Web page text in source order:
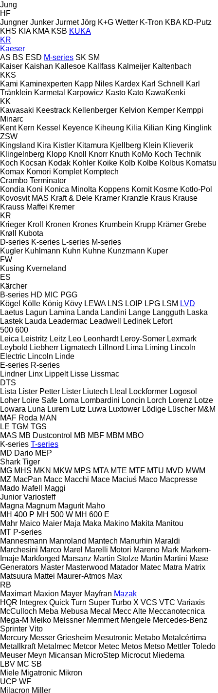
Jung
HF
Jungner Junker Jurmet Jörg K+G Wetter K-Tron KBA KD-Putz
KHS KIA KMA KSB KUKA
KR
Kaeser
AS BS ESD M-series SK SM
Kaiser Kaishan Kallesoe Kallfass Kalmeijer Kaltenbach
KKS
Kami Kaminexperten Kapp Niles Kardex Karl Schnell
Karl
Tränklein Karmetal Karpowicz Kasto Kato KawaKenki
KK
Kawasaki Keestrack Kellenberger Kelvion Kemper Kemppi
Minarc
Kent Kern Kessel Keyence Kiheung Kilia Kilian King Kinglink
ZSW
Kingsland Kira Kistler Kitamura Kjellberg Klein Klieverik
Klingelnberg Klopp Knoll Knorr Knuth KoMo Koch Technik
Koch Kocsan Kodak Kohler Koike Kolb Kolbe Kolbus Komatsu
Komax Komori Komplet Komptech
Crambo Terminator
Kondia Koni Konica Minolta Koppens Kornit Kosme Kotło-Pol
Kovosvit MAS Kraft & Dele Kramer Kranzle Kraus Krause
Krauss Maffei Kremer
KR
Krieger Kroll Kronen Krones Krumbein Krupp Krämer Grebe
Krøll
Kubota
D-series K-series L-series M-series
Kugler Kuhlmann Kuhn Kuhne Kunzmann Kuper
FW
Kusing Kverneland
ES
Kärcher
B-series HD MIC PGG
Kögel Kölle König Kövy LEWA LNS LOIP LPG LSM LVD
Laetus Lagun Lamina Landa Landini Lange Langguth Laska
Lastek Lauda Leadermac Leadwell Ledinek Lefort
500 600
Leica Leistritz Leitz Leo Leonhardt Leroy-Somer Lexmark
Leybold Liebherr Ligmatech Lillnord Lima Liming Lincoln
Electric Lincoln Linde
E-series R-series
Lindner Linx Lippelt Lisse Lissmac
DTS
Lista Lister Petter Lister Liutech Lleal Lockformer Logosol
Loher Loire Safe Loma Lombardini Loncin Lorch Lorenz Lotze
Lowara Luna Lurem Lutz Luwa Luxtower Lödige Lüscher M&M
MAF Roda MAN
LE TGM TGS
MAS MB Dustcontrol MB MBF MBM MBO
K-series T-series
MD Dario MEP
Shark Tiger
MG MHS MKN MKW MPS MTA MTE MTF MTU MVD MWM
MZ MacPan Macc Macchi Mace Maciuś Maco Macpresse
Mado Mafell
Maggi
Junior Variosteff
Magna Magnum Magurit Maho
MH 400 P MH 500 W MH 600 E
Mahr Maico Maier Maja Maka Makino Makita Manitou
MT P-series
Mannesmann Manroland Mantech Manurhin Maraldi
Marchesini Marco Marel Marelli Motori Mareno Mark Markem-
Imaje Markforged Marsanz Martin Stolze Martin Martini Mase
Generators Master Masterwood Matador Matec Matra Matrix
Matsuura Mattei Maurer-Atmos Max
RB
Maximart Maxion Mayer Mayfran Mazak
HQR Integrex Quick Turn Super Turbo X VCS VTC Variaxis
McCulloch Meba Mebusa Mecal Mecc Alte Meccanotecnica
Mega-M Meiko Meissner Memmert Mengele Mercedes-Benz
Sprinter Vito
Mercury Messer Griesheim Mesutronic Metabo Metalcértima
Metallkraft Metalmec Metcor Metec Metos Metso Mettler Toledo
Meuser Meyn Micansan MicroStep Microcut Miedema
LBV MC SB
Miele Migatronic Mikron
UCP WF
Milacron Miller